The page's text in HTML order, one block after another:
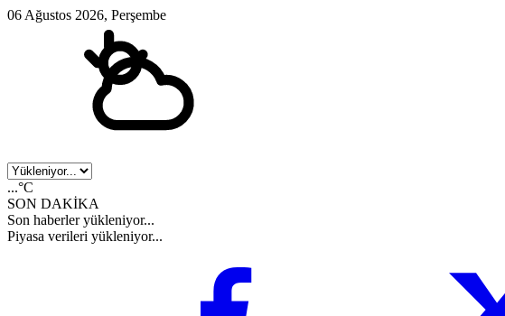
06 Ağustos 2026, Perşembe
...°C
SON DAKİKA
Son haberler yükleniyor...
Piyasa verileri yükleniyor...